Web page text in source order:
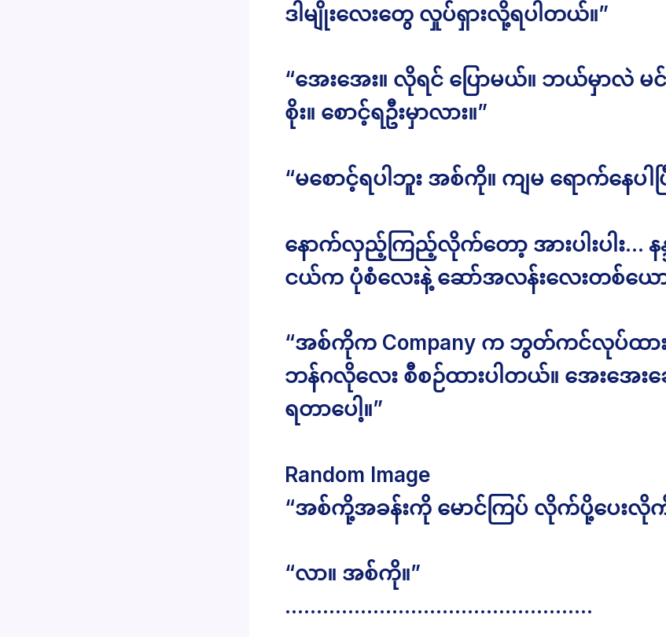
ဒါမျိုးလေးတွေ လှုပ်ရှားလို့ရပါတယ်။”
“အေးအေး။ လိုရင် ပြောမယ်။ ဘယ်မှာလဲ မ
စိုး။ စောင့်ရဦးမှာလား။”
“မစောင့်ရပါဘူး အစ်ကို။ ကျမ ရောက်နေပါပ
နောက်လှည့်ကြည့်လိုက်တော့ အားပါးပါး… န
ငယ်က ပုံစံလေးနဲ့ ဆော်အလန်းလေးတစ်ယေ
“အစ်ကိုက Company က ဘွတ်ကင်လုပ်ထာ
ဘန်ဂလိုလေး စီစဉ်ထားပါတယ်။ အေးအေးဆ
ရတာပေါ့။”
Random Image
“အစ်ကို့အခန်းကို မောင်ကြပ် လိုက်ပို့ပေးလိုက်
“လာ။ အစ်ကို။”
………………………………………….